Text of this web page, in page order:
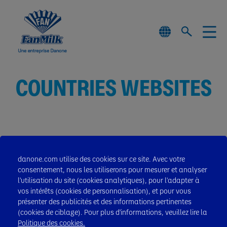
COUNTRIES WEBSITES
Espagne
AMERICAS
danone.com utilise des cookies sur ce site. Avec votre
consentement, nous les utiliserons pour mesurer et analyser
l'utilisation du site (cookies analytiques), pour l'adapter à
vos intérêts (cookies de personnalisation), et pour vous
présenter des publicités et des informations pertinentes
(cookies de ciblage). Pour plus d'informations, veuillez lire la
Politique des cookies.